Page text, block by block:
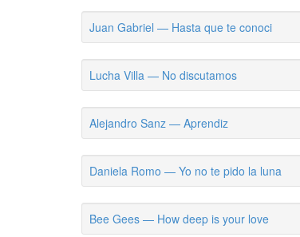
Juan Gabriel — Hasta que te conoci
Lucha Villa — No discutamos
Alejandro Sanz — Aprendiz
Daniela Romo — Yo no te pido la luna
Bee Gees — How deep is your love